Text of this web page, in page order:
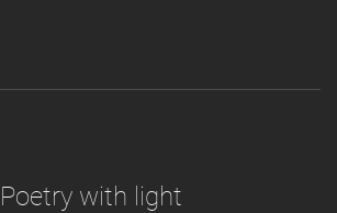
Poetry with light